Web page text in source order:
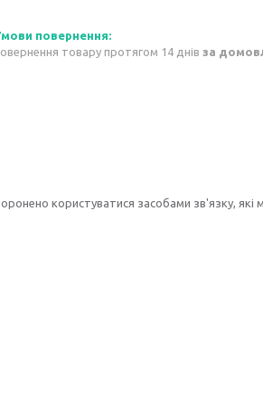
товару протягом 14 днів за
користуватися засобами зв'язку, які